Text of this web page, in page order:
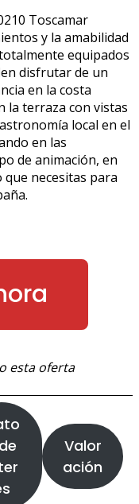
Toscamar
y la amabilidad
equipados
disfrutar de un
en la costa
la terraza con vistas
local en el
en las
de animación, en
necesitas para
esta oferta
Valor
ación